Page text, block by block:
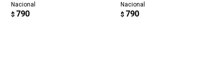
Nacional
$ 790
Nacional
$ 790